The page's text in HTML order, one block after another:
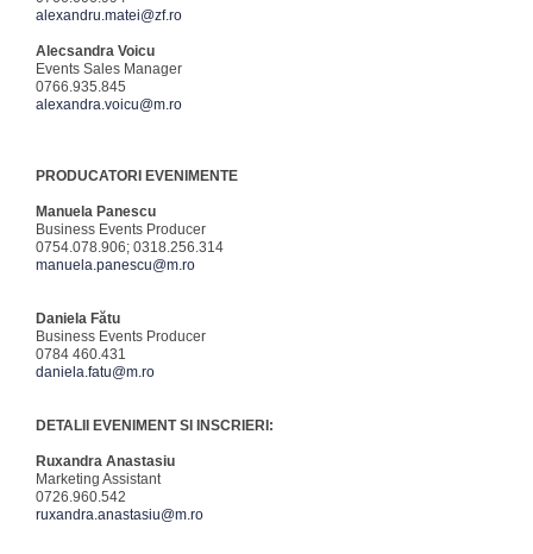
alexandru.matei@zf.ro
Alecsandra Voicu
Events Sales Manager
0766.935.845
alexandra.voicu@m.ro
PRODUCATORI EVENIMENTE
Manuela Panescu
Business Events Producer
0754.078.906; 0318.256.314
manuela.panescu@m.ro
Daniela Fătu
Business Events Producer
0784 460.431
daniela.fatu@m.ro
DETALII EVENIMENT SI INSCRIERI:
Ruxandra Anastasiu
Marketing Assistant
0726.960.542
ruxandra.anastasiu@m.ro